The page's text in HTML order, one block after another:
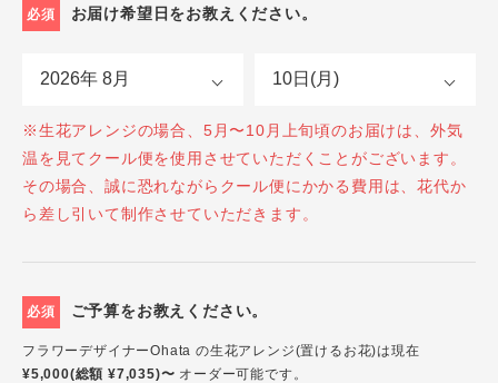
必須 お届け希望日をお教えください。
※生花アレンジの場合、5月〜10月上旬頃のお届けは、外気
温を見てクール便を使用させていただくことがございます。
その場合、誠に恐れながらクール便にかかる費用は、花代か
ら差し引いて制作させていただきます。
必須 ご予算をお教えください。
フラワーデザイナーOhata の生花アレンジ(置けるお花)は現在
¥5,000(総額 ¥7,035)〜 オーダー可能です。